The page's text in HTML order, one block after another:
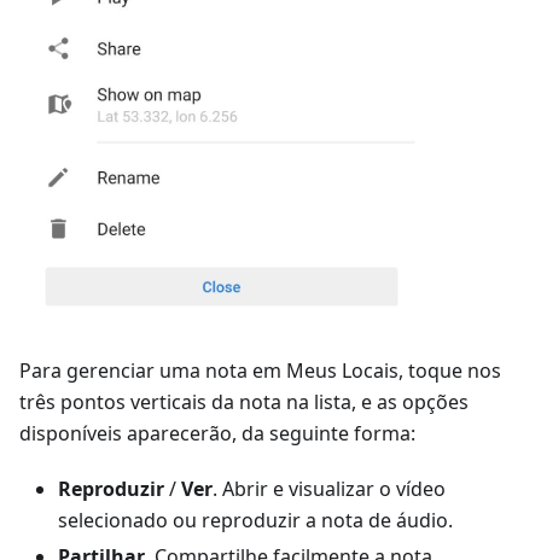
Para gerenciar uma nota em Meus Locais, toque nos
três pontos verticais da nota na lista, e as opções
disponíveis aparecerão, da seguinte forma:
Reproduzir/Ver. Abrir e visualizar o vídeo
selecionado ou reproduzir a nota de áudio.